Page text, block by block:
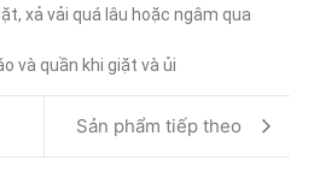
xả vải quá lâu hoặc ngâm qua
và quần khi giặt và ủi
Sản phẩm tiếp theo